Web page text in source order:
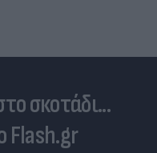
σκοτάδι...
Flash.gr